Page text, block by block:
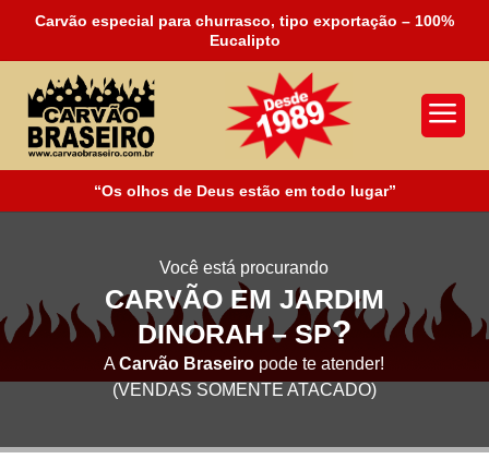
Carvão especial para churrasco, tipo exportação – 100%
Eucalipto
a
“Os olhos de Deus estão em todo lugar”
Você está procurando
CARVÃO EM JARDIM
DINORAH – SP?
ACarvão Braseiro pode te atender!
(VENDAS SOMENTE ATACADO)